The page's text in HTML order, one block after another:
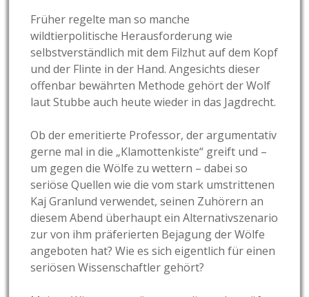
Früher regelte man so manche
wildtierpolitische Herausforderung wie
selbstverständlich mit dem Filzhut auf dem Kopf
und der Flinte in der Hand. Angesichts dieser
offenbar bewährten Methode gehört der Wolf
laut Stubbe auch heute wieder in das Jagdrecht.
Ob der emeritierte Professor, der argumentativ
gerne mal in die „Klamottenkiste“ greift und –
um gegen die Wölfe zu wettern – dabei so
seriöse Quellen wie die vom stark umstrittenen
Kaj Granlund verwendet, seinen Zuhörern an
diesem Abend überhaupt ein Alternativszenario
zur von ihm präferierten Bejagung der Wölfe
angeboten hat? Wie es sich eigentlich für einen
seriösen Wissenschaftler gehört?